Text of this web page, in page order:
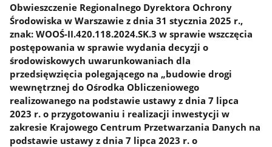
Obwieszczenie Regionalnego Dyrektora Ochrony
Środowiska w Warszawie z dnia 31 stycznia 2025 r.,
znak: WOOŚ-II.420.118.2024.SK.3 w sprawie wszczęcia
postępowania w sprawie wydania decyzji o
środowiskowych uwarunkowaniach dla
przedsięwzięcia polegającego na „budowie drogi
wewnętrznej do Ośrodka Obliczeniowego
realizowanego na podstawie ustawy z dnia 7 lipca
2023 r. o przygotowaniu i realizacji inwestycji w
zakresie Krajowego Centrum Przetwarzania Danych na
podstawie ustawy z dnia 7 lipca 2023 r. o